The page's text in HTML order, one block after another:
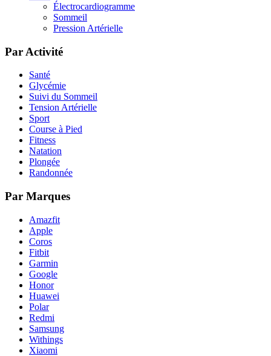
Électrocardiogramme
Sommeil
Pression Artérielle
Par Activité
Santé
Glycémie
Suivi du Sommeil
Tension Artérielle
Sport
Course à Pied
Fitness
Natation
Plongée
Randonnée
Par Marques
Amazfit
Apple
Coros
Fitbit
Garmin
Google
Honor
Huawei
Polar
Redmi
Samsung
Withings
Xiaomi